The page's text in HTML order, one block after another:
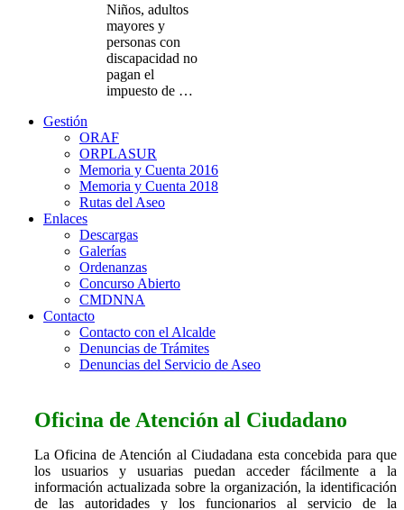
Niños, adultos
mayores y
personas con
discapacidad no
pagan el
impuesto de …
Gestión
ORAF
ORPLASUR
Memoria y Cuenta 2016
Memoria y Cuenta 2018
Rutas del Aseo
Enlaces
Descargas
Galerías
Ordenanzas
Concurso Abierto
CMDNNA
Contacto
Contacto con el Alcalde
Denuncias de Trámites
Denuncias del Servicio de Aseo
Oficina de Atención al Ciudadano
La Oficina de Atención al Ciudadana esta concebida para que
los usuarios y usuarias puedan acceder fácilmente a la
información actualizada sobre la organización, la identificación
de las autoridades y los funcionarios al servicio de la